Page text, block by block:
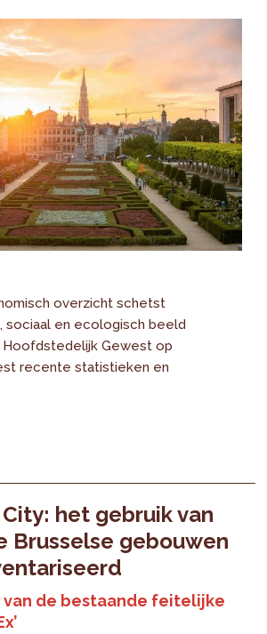
overzicht schetst
sociaal en ecologisch beeld
Hoofdstedelijk Gewest op
recente statistieken en
het gebruik van
Brusselse gebouwen
de bestaande feitelijke